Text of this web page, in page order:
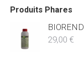
Produits Phares
BIOREND
29,00 €